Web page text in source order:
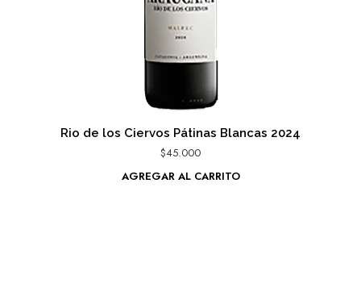
Rio de los Ciervos Pátinas Blancas 2024
$45.000
AGREGAR AL CARRITO